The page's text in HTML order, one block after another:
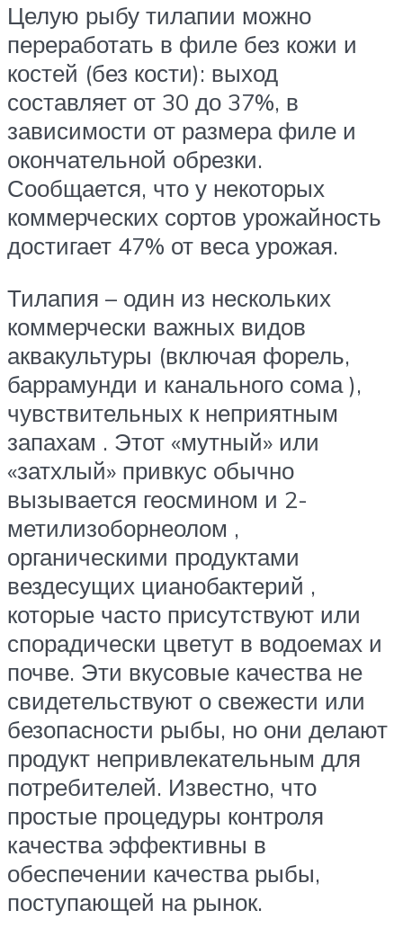
Целую рыбу тилапии можно
переработать в филе без кожи и
костей (без кости): выход
составляет от 30 до 37%, в
зависимости от размера филе и
окончательной обрезки.
Сообщается, что у некоторых
коммерческих сортов урожайность
достигает 47% от веса урожая.
Тилапия – один из нескольких
коммерчески важных видов
аквакультуры (включая форель,
баррамунди и канального сома ),
чувствительных к неприятным
запахам . Этот «мутный» или
«затхлый» привкус обычно
вызывается геосмином и 2-
метилизоборнеолом ,
органическими продуктами
вездесущих цианобактерий ,
которые часто присутствуют или
спорадически цветут в водоемах и
почве. Эти вкусовые качества не
свидетельствуют о свежести или
безопасности рыбы, но они делают
продукт непривлекательным для
потребителей. Известно, что
простые процедуры контроля
качества эффективны в
обеспечении качества рыбы,
поступающей на рынок.